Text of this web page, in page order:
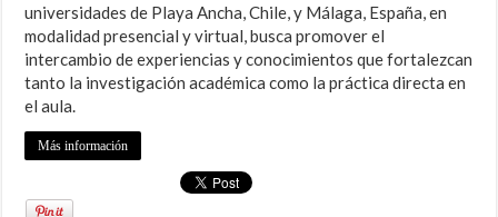
universidades de Playa Ancha, Chile, y Málaga, España, en
modalidad presencial y virtual, busca promover el
intercambio de experiencias y conocimientos que fortalezcan
tanto la investigación académica como la práctica directa en
el aula.
Más información